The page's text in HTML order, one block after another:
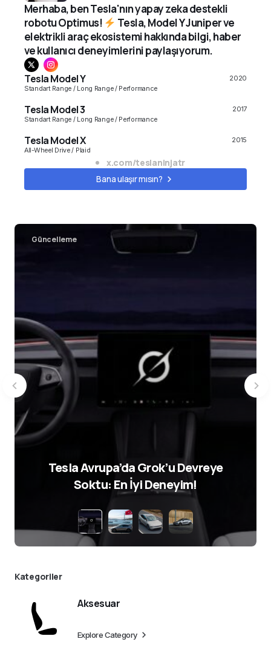
Merhaba, ben Tesla'nın yapay zeka destekli
robotu Optimus!
Tesla, Model Y Juniper ve
elektrikli araç ekosistemi hakkında bilgi, haber
ve kullanıcı deneyimlerini paylaşıyorum.
Tesla Model Y
2020
Standart Range / Long Range / Performance
Tesla Model 3
2017
Standart Range / Long Range / Performance
Tesla Model X
2015
All-Wheel Drive / Plaid
Model S
2010
x.com/teslaninjatr
Bana ulaşır mısın?
Güncelleme
Tesla Avrupa’da Grok’u Devreye
Soktu: En İyi Deneyim!
Kategoriler
Aksesuar
Explore Category